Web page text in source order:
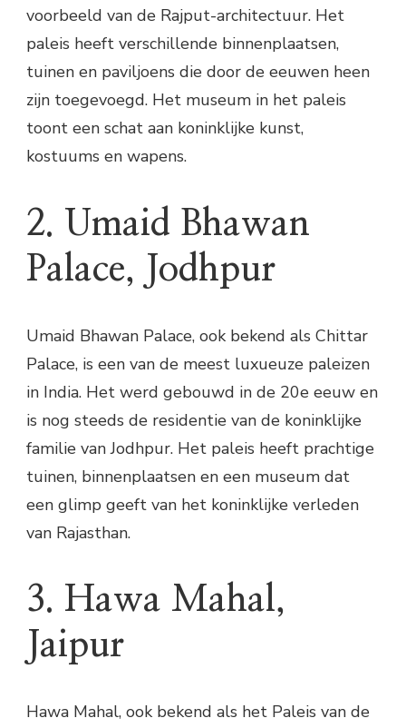
voorbeeld van de Rajput-architectuur. Het
paleis heeft verschillende binnenplaatsen,
tuinen en paviljoens die door de eeuwen heen
zijn toegevoegd. Het museum in het paleis
toont een schat aan koninklijke kunst,
kostuums en wapens.
2. Umaid Bhawan
Palace, Jodhpur
Umaid Bhawan Palace, ook bekend als Chittar
Palace, is een van de meest luxueuze paleizen
in India. Het werd gebouwd in de 20e eeuw en
is nog steeds de residentie van de koninklijke
familie van Jodhpur. Het paleis heeft prachtige
tuinen, binnenplaatsen en een museum dat
een glimp geeft van het koninklijke verleden
van Rajasthan.
3. Hawa Mahal,
Jaipur
Hawa Mahal, ook bekend als het Paleis van de